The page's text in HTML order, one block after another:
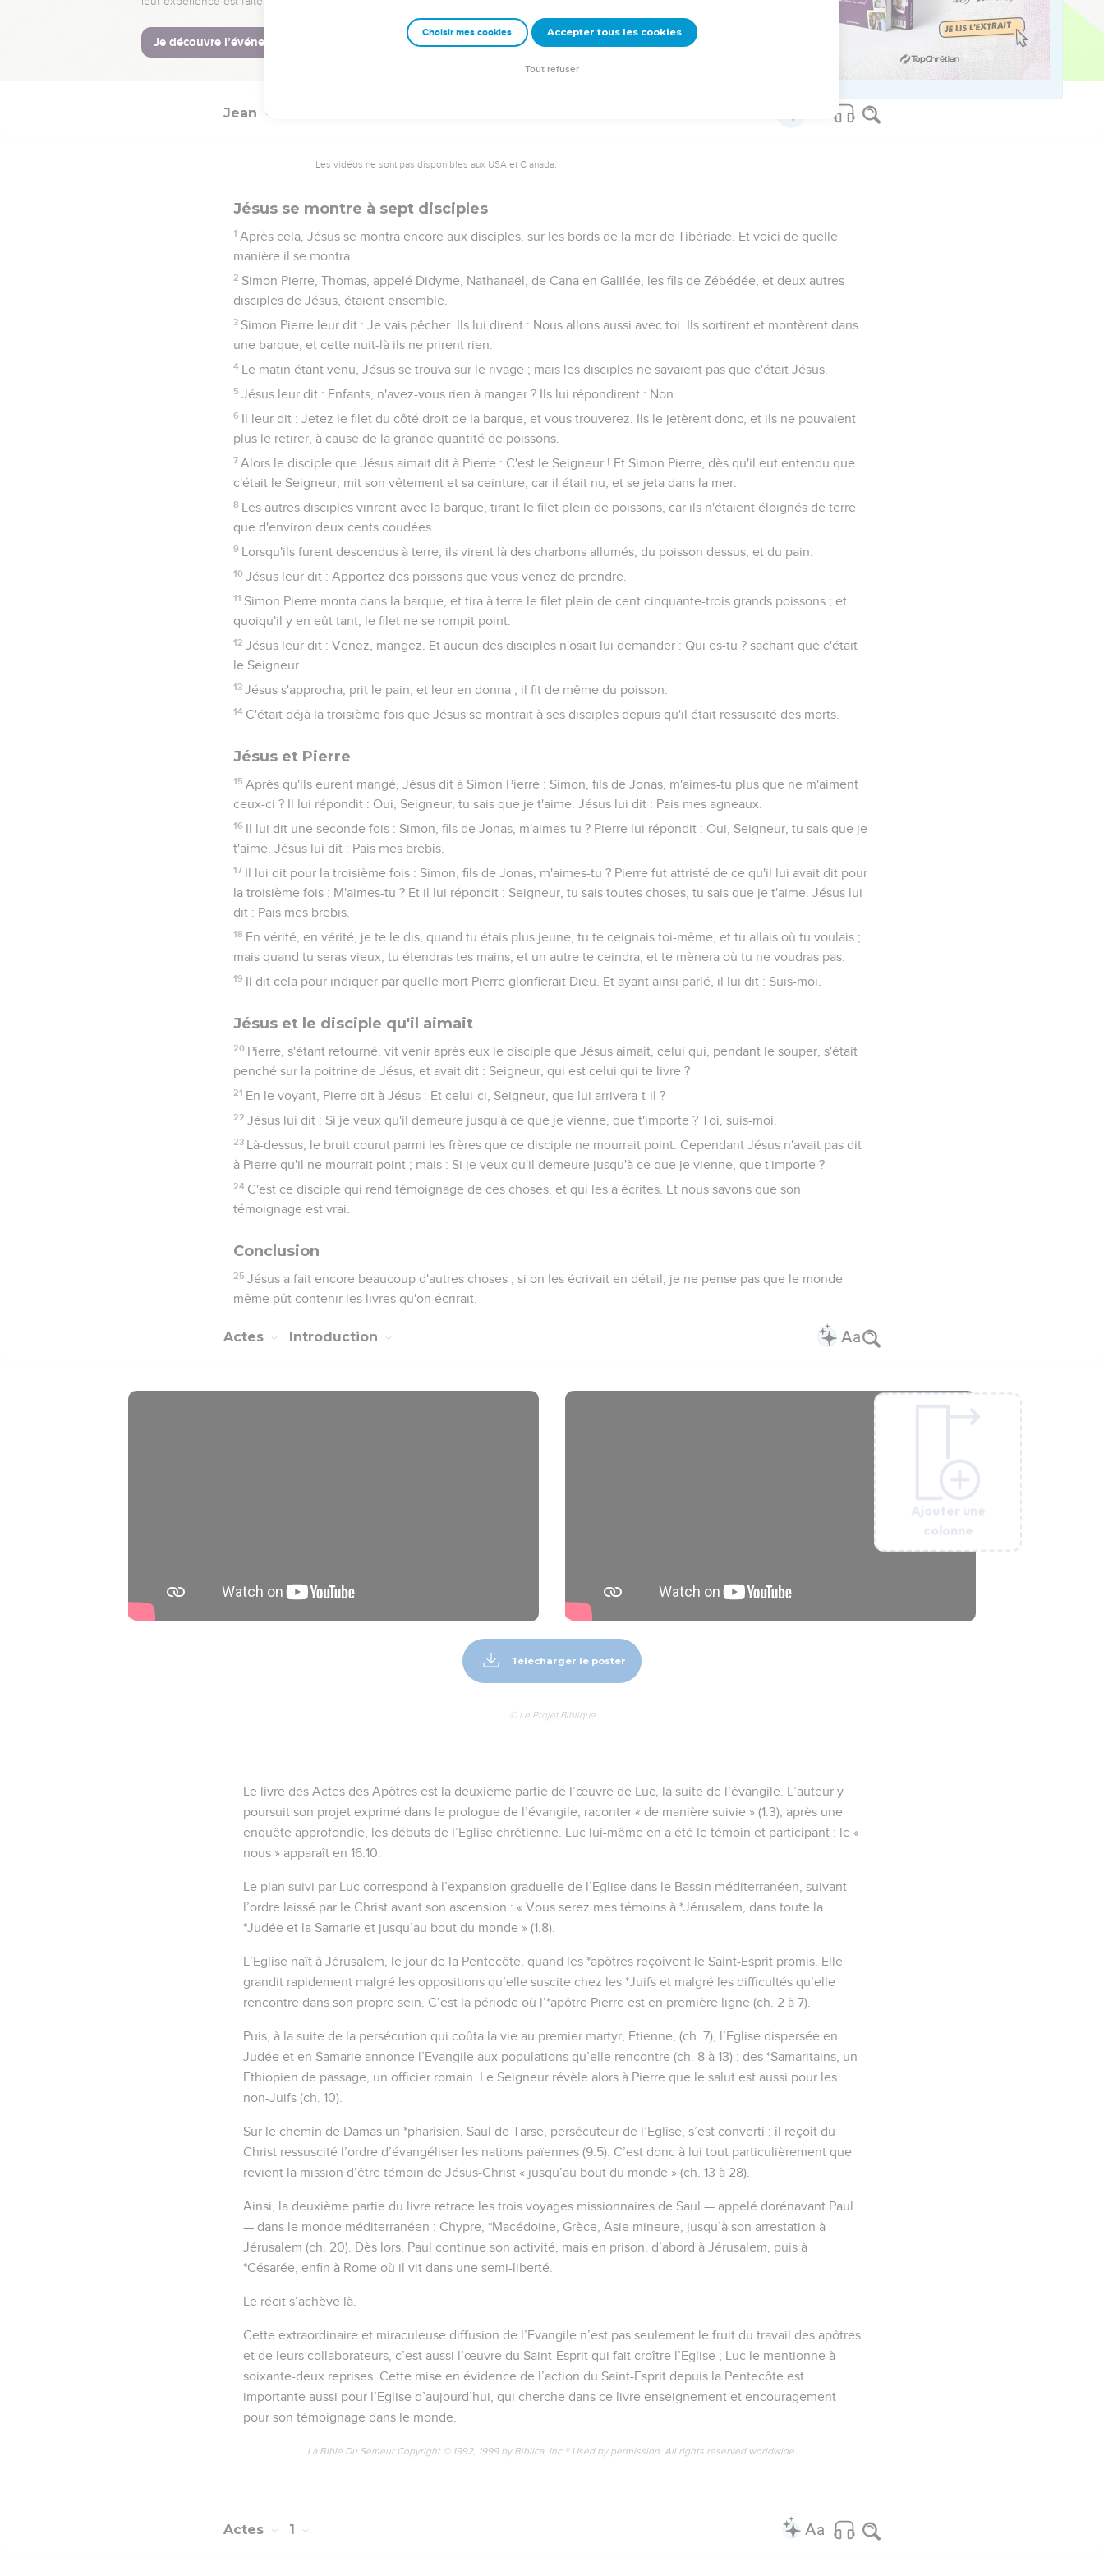
31 Mais ces choses ont été écrites afin que vous croyiez que Jésus est le Christ, le Fils de Dieu, et qu'en croyant
Ajouter une
colonne
Jean
Les vidéos ne sont pas disponibles aux USA et C anada.
Jésus se montre à sept disciples
1 Après cela, Jésus se montra encore aux disciples, sur les bords de la mer de Tibériade. Et voici de quelle
manière il se montra.
2 Simon Pierre, Thomas, appelé Didyme, Nathanaël, de Cana en Galilée, les fils de Zébédée, et deux autres
disciples de Jésus, étaient ensemble.
3 Simon Pierre leur dit : Je vais pêcher. Ils lui dirent : Nous allons aussi avec toi. Ils sortirent et montèrent dans
une barque, et cette nuit-là ils ne prirent rien.
4 Le matin étant venu, Jésus se trouva sur le rivage ; mais les disciples ne savaient pas que c'était Jésus.
5 Jésus leur dit : Enfants, n'avez-vous rien à manger ? Ils lui répondirent : Non.
6 Il leur dit : Jetez le filet du côté droit de la barque, et vous trouverez. Ils le jetèrent donc, et ils ne pouvaient
plus le retirer, à cause de la grande quantité de poissons.
7 Alors le disciple que Jésus aimait dit à Pierre : C'est le Seigneur ! Et Simon Pierre, dès qu'il eut entendu que
c'était le Seigneur, mit son vêtement et sa ceinture, car il était nu, et se jeta dans la mer.
8 Les autres disciples vinrent avec la barque, tirant le filet plein de poissons, car ils n'étaient éloignés de terre
que d'environ deux cents coudées.
9 Lorsqu'ils furent descendus à terre, ils virent là des charbons allumés, du poisson dessus, et du pain.
10 Jésus leur dit : Apportez des poissons que vous venez de prendre.
11 Simon Pierre monta dans la barque, et tira à terre le filet plein de cent cinquante-trois grands poissons ; et
quoiqu'il y en eût tant, le filet ne se rompit point.
12 Jésus leur dit : Venez, mangez. Et aucun des disciples n'osait lui demander : Qui es-tu ? sachant que c'était
le Seigneur.
13 Jésus s'approcha, prit le pain, et leur en donna ; il fit de même du poisson.
14 C'était déjà la troisième fois que Jésus se montrait à ses disciples depuis qu'il était ressuscité des morts.
Jésus et Pierre
15 Après qu'ils eurent mangé, Jésus dit à Simon Pierre : Simon, fils de Jonas, m'aimes-tu plus que ne m'aiment
ceux-ci ? Il lui répondit : Oui, Seigneur, tu sais que je t'aime. Jésus lui dit : Pais mes agneaux.
16 Il lui dit une seconde fois : Simon, fils de Jonas, m'aimes-tu ? Pierre lui répondit : Oui, Seigneur, tu sais que je
t'aime. Jésus lui dit : Pais mes brebis.
17 Il lui dit pour la troisième fois : Simon, fils de Jonas, m'aimes-tu ? Pierre fut attristé de ce qu'il lui avait dit pour
la troisième fois : M'aimes-tu ? Et il lui répondit : Seigneur, tu sais toutes choses, tu sais que je t'aime. Jésus lui
dit : Pais mes brebis.
18 En vérité, en vérité, je te le dis, quand tu étais plus jeune, tu te ceignais toi-même, et tu allais où tu voulais ;
mais quand tu seras vieux, tu étendras tes mains, et un autre te ceindra, et te mènera où tu ne voudras pas.
19 Il dit cela pour indiquer par quelle mort Pierre glorifierait Dieu. Et ayant ainsi parlé, il lui dit : Suis-moi.
Jésus et le disciple qu'il aimait
20 Pierre, s'étant retourné, vit venir après eux le disciple que Jésus aimait, celui qui, pendant le souper, s'était
penché sur la poitrine de Jésus, et avait dit : Seigneur, qui est celui qui te livre ?
21 En le voyant, Pierre dit à Jésus : Et celui-ci, Seigneur, que lui arrivera-t-il ?
22 Jésus lui dit : Si je veux qu'il demeure jusqu'à ce que je vienne, que t'importe ? Toi, suis-moi.
23 Là-dessus, le bruit courut parmi les frères que ce disciple ne mourrait point. Cependant Jésus n'avait pas dit
à Pierre qu'il ne mourrait point ; mais : Si je veux qu'il demeure jusqu'à ce que je vienne, que t'importe ?
24 C'est ce disciple qui rend témoignage de ces choses, et qui les a écrites. Et nous savons que son
témoignage est vrai.
Conclusion
25 Jésus a fait encore beaucoup d'autres choses ; si on les écrivait en détail, je ne pense pas que le monde
même pût contenir les livres qu'on écrirait.
Ajouter une
colonne
Actes Introduction
Télécharger le poster
© Le Projet Biblique
Le livre des Actes des Apôtres est la deuxième partie de l’œuvre de Luc, la suite de l’évangile. L’auteur y
poursuit son projet exprimé dans le prologue de l’évangile, raconter « de manière suivie » (1.3), après une
enquête approfondie, les débuts de l’Eglise chrétienne. Luc lui-même en a été le témoin et participant : le «
nous » apparaît en 16.10.
Le plan suivi par Luc correspond à l’expansion graduelle de l’Eglise dans le Bassin méditerranéen, suivant
l’ordre laissé par le Christ avant son ascension : « Vous serez mes témoins à *Jérusalem, dans toute la
*Judée et la Samarie et jusqu’au bout du monde » (1.8).
L’Eglise naît à Jérusalem, le jour de la Pentecôte, quand les *apôtres reçoivent le Saint-Esprit promis. Elle
grandit rapidement malgré les oppositions qu’elle suscite chez les *Juifs et malgré les difficultés qu’elle
rencontre dans son propre sein. C’est la période où l’*apôtre Pierre est en première ligne (ch. 2 à 7).
Puis, à la suite de la persécution qui coûta la vie au premier martyr, Etienne, (ch. 7), l’Eglise dispersée en
Judée et en Samarie annonce l’Evangile aux populations qu’elle rencontre (ch. 8 à 13) : des *Samaritains, un
Ethiopien de passage, un officier romain. Le Seigneur révèle alors à Pierre que le salut est aussi pour les
non-Juifs (ch. 10).
Sur le chemin de Damas un *pharisien, Saul de Tarse, persécuteur de l’Eglise, s’est converti ; il reçoit du
Christ ressuscité l’ordre d’évangéliser les nations païennes (9.5). C’est donc à lui tout particulièrement que
revient la mission d’être témoin de Jésus-Christ « jusqu’au bout du monde » (ch. 13 à 28).
Ainsi, la deuxième partie du livre retrace les trois voyages missionnaires de Saul — appelé dorénavant Paul
— dans le monde méditerranéen : Chypre, *Macédoine, Grèce, Asie mineure, jusqu’à son arrestation à
Jérusalem (ch. 20). Dès lors, Paul continue son activité, mais en prison, d’abord à Jérusalem, puis à
*Césarée, enfin à Rome où il vit dans une semi-liberté.
Le récit s’achève là.
Cette extraordinaire et miraculeuse diffusion de l’Evangile n’est pas seulement le fruit du travail des apôtres
et de leurs collaborateurs, c’est aussi l’œuvre du Saint-Esprit qui fait croître l’Eglise ; Luc le mentionne à
soixante-deux reprises. Cette mise en évidence de l’action du Saint-Esprit depuis la Pentecôte est
importante aussi pour l’Eglise d’aujourd’hui, qui cherche dans ce livre enseignement et encouragement
pour son témoignage dans le monde.
La Bible Du Semeur Copyright © 1992, 1999 by Biblica, Inc.® Used by permission. All rights reserved worldwide.
Actes 1
Ajouter une
colonne
Ajouter une
colonne
Choisir mes cookies Accepter tous les cookies
Tout refuser